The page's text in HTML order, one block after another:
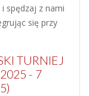
spędzaj z nami
się przy
TURNIEJ
- 7